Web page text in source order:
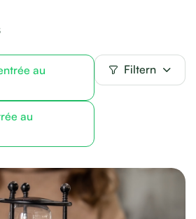
au
au
Filtern